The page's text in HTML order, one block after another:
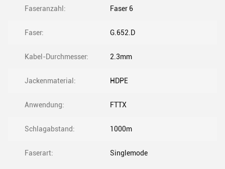
Faseranzahl: Faser 6
Faser: G.652.D
Kabel-Durchmesser: 2.3mm
Jackenmaterial: HDPE
Anwendung: FTTX
Schlagabstand: 1000m
Faserart: Singlemode